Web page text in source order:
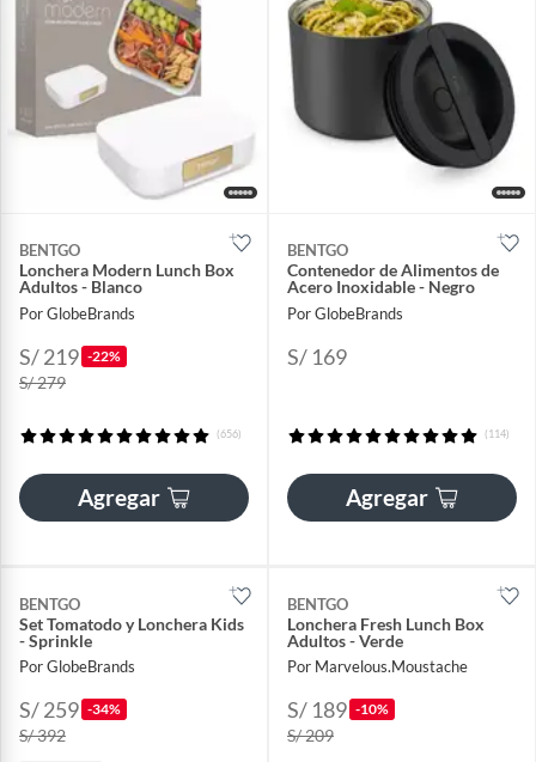
BENTGO
Lonchera Modern Lunch Box
Adultos - Blanco
Por GlobeBrands
S/ 219 -22%
S/ 279
(656)
Agregar
BENTGO
Contenedor de Alimentos de
Acero Inoxidable - Negro
Por GlobeBrands
S/ 169
(114)
Agregar
BENTGO
Set Tomatodo y Lonchera Kids
- Sprinkle
Por GlobeBrands
S/ 259 -34%
S/ 392
BENTGO
Lonchera Fresh Lunch Box
Adultos - Verde
Por Marvelous.Moustache
S/ 189 -10%
S/ 209